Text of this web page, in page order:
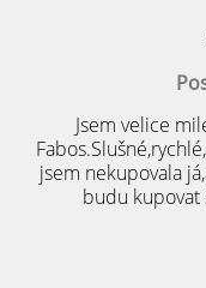
Jsem velice
jsem nekupovala
budu kupovat